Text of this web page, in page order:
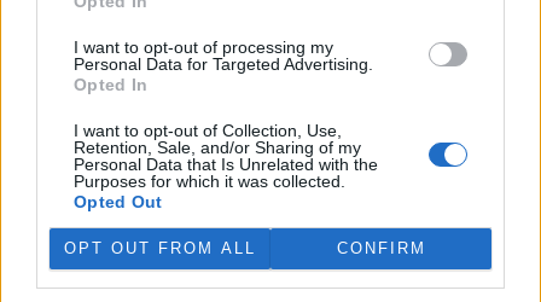
I want to opt-out of processing my
Personal Data for Targeted Advertising.
Opted In
I want to opt-out of Collection, Use,
Retention, Sale, and/or Sharing of my
Personal Data that Is Unrelated with the
Purposes for which it was collected.
Opted Out
OPT OUT FROM ALL CONFIRM
tisknout poslat
BEZK využívá agenturní zpravodajství ČTK, která si vyhrazuje
veškerá práva. Publikování nebo další šíření obsahu ze zdrojů ČTK
je výslovně zakázáno bez předchozího písemného souhlasu ze
strany ČTK.
Dále čtěte |